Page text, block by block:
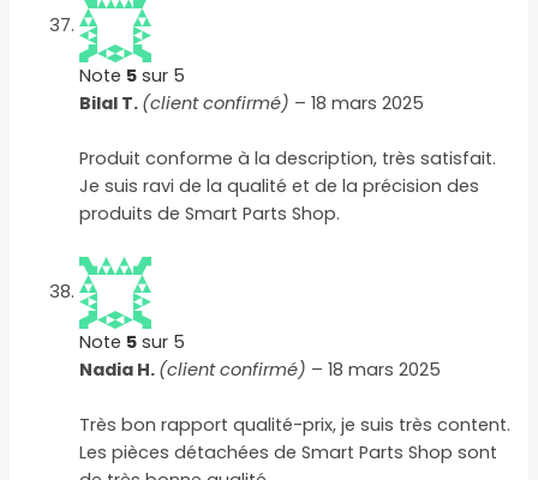
Note 5 sur 5
Bilal T. (client confirmé) – 18 mars 2025
Produit conforme à la description, très satisfait.
Je suis ravi de la qualité et de la précision des
produits de Smart Parts Shop.
Note 5 sur 5
Nadia H. (client confirmé) – 18 mars 2025
Très bon rapport qualité-prix, je suis très content.
Les pièces détachées de Smart Parts Shop sont